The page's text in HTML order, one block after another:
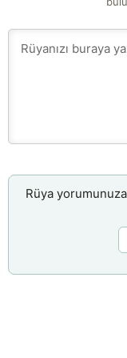
Rüya